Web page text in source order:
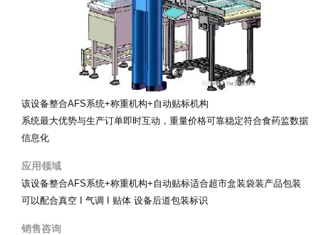
该设备整合AFS系统+称重机构+自动贴标机构
系统最大优势与生产订单即时互动，重量价格可靠稳定符合食药监数据
信息化
应用领域
该设备整合AFS系统+称重机构+自动贴标适合超市盒装袋装产品包装
可以配合真空 I 气调 I 贴体 设备后道包装标识
销售咨询